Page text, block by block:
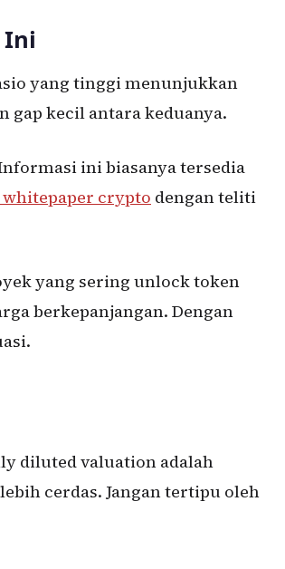
Ini
yang tinggi menunjukkan
gap kecil antara keduanya.
ini biasanya tersedia
whitepaper crypto dengan teliti
yang sering unlock token
berkepanjangan. Dengan
diluted valuation adalah
cerdas. Jangan tertipu oleh